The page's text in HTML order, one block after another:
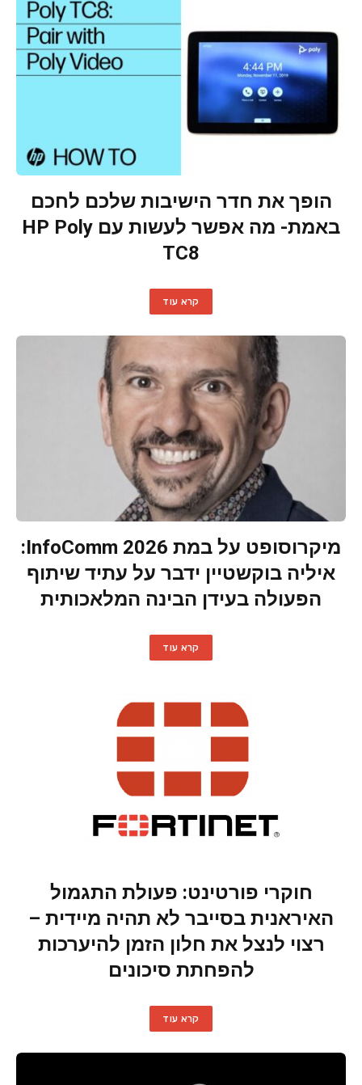
הופך את חדר הישיבות שלכם לחכם
באמת- מה אפשר לעשות עם HP Poly
TC8
קרא עוד
מיקרוסופט על במת InfoComm 2026:
איליה בוקשטיין ידבר על עתיד שיתוף
הפעולה בעידן הבינה המלאכותית
קרא עוד
חוקרי פורטינט: פעולת התגמול
האיראנית בסייבר לא תהיה מיידית –
רצוי לנצל את חלון הזמן להיערכות
להפחתת סיכונים
קרא עוד